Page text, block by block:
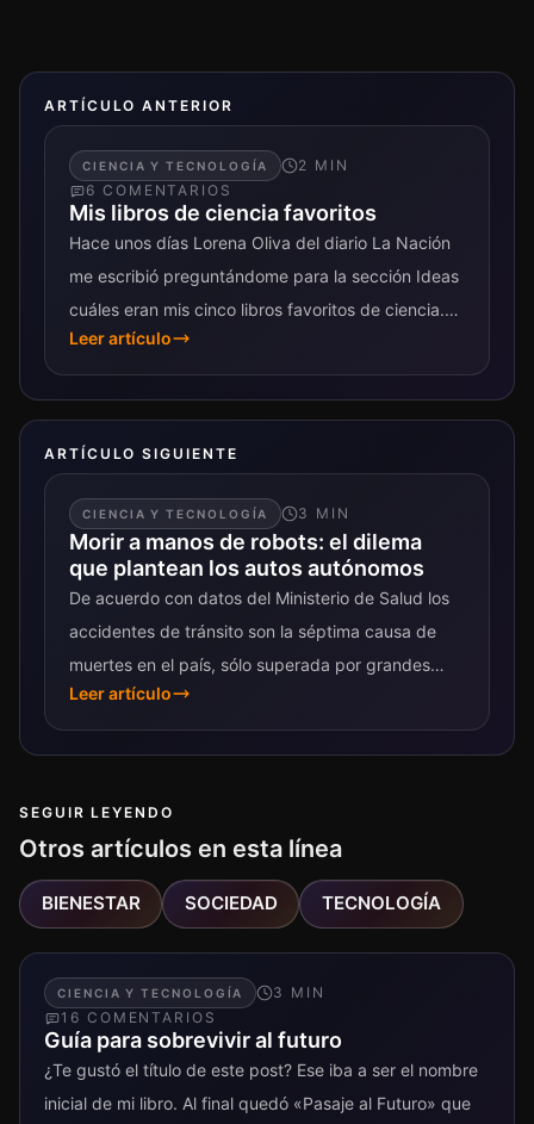
ARTÍCULO ANTERIOR
CIENCIA Y TECNOLOGÍA 2 MIN
6 COMENTARIO S
Mis libros de ciencia favoritos
Hace unos días Lorena Oliva del diario La Nación
me escribió preguntándome para la sección Ideas
cuáles eran mis cinco libros favoritos de ciencia.
Tuve que pensar bastante para...
Leer artículo
ARTÍCULO SIGUIENTE
CIENCIA Y TECNOLOGÍA 3 MIN
Morir a manos de robots: el dilema
que plantean los autos autónomos
De acuerdo con datos del Ministerio de Salud los
accidentes de tránsito son la séptima causa de
muertes en el país, sólo superada por grandes
males como la...
Leer artículo
SEGUIR LEYENDO
Otros artículos en esta línea
BIENESTAR SOCIEDAD TECNOLOGÍA
CIENCIA Y TECNOLOGÍA 3 MIN
16 COMENTARIO S
Guía para sobrevivir al futuro
¿Te gustó el título de este post? Ese iba a ser el nombre
inicial de mi libro. Al final quedó «Pasaje al Futuro» que